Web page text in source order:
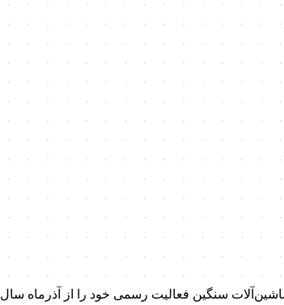
سنگین فعالیت رسمی خود را از آذرماه سال ۱۳۹۷ آغاز کرد.